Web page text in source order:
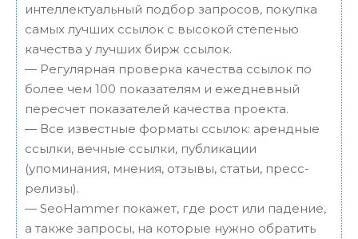
интеллектуальный подбор запросов, покупка
самых лучших ссылок с высокой степенью
качества у лучших бирж ссылок.
— Регулярная проверка качества ссылок по
более чем 100 показателям и ежедневный
пересчет показателей качества проекта.
— Все известные форматы ссылок: арендные
ссылки, вечные ссылки, публикации
(упоминания, мнения, отзывы, статьи, пресс-
релизы).
— SeoHammer покажет, где рост или падение,
а также запросы, на которые нужно обратить